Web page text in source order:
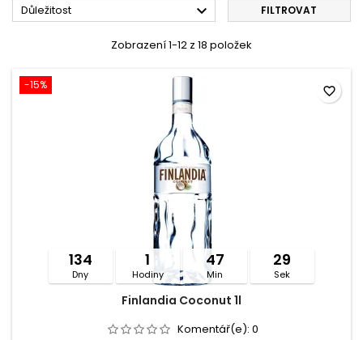
Důležitost  FILTROVAT
Zobrazení 1-12 z 18 položek
-15%
134
Dny
1
Hodiny
47
Min
29
Sek
Finlandia Coconut 1l
Komentář(e): 0
favorite_border